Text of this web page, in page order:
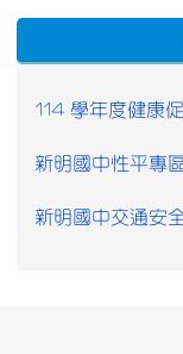
:::
114 學年度健康
新明國中性平專
新明國中交通安